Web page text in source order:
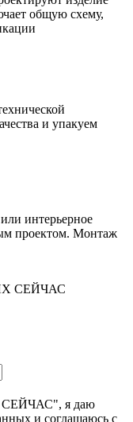
общую схему,
и упакуем
интерьерное
проектом. Монтаж
СЕЙЧАС
я даю
и соглашаюсь c